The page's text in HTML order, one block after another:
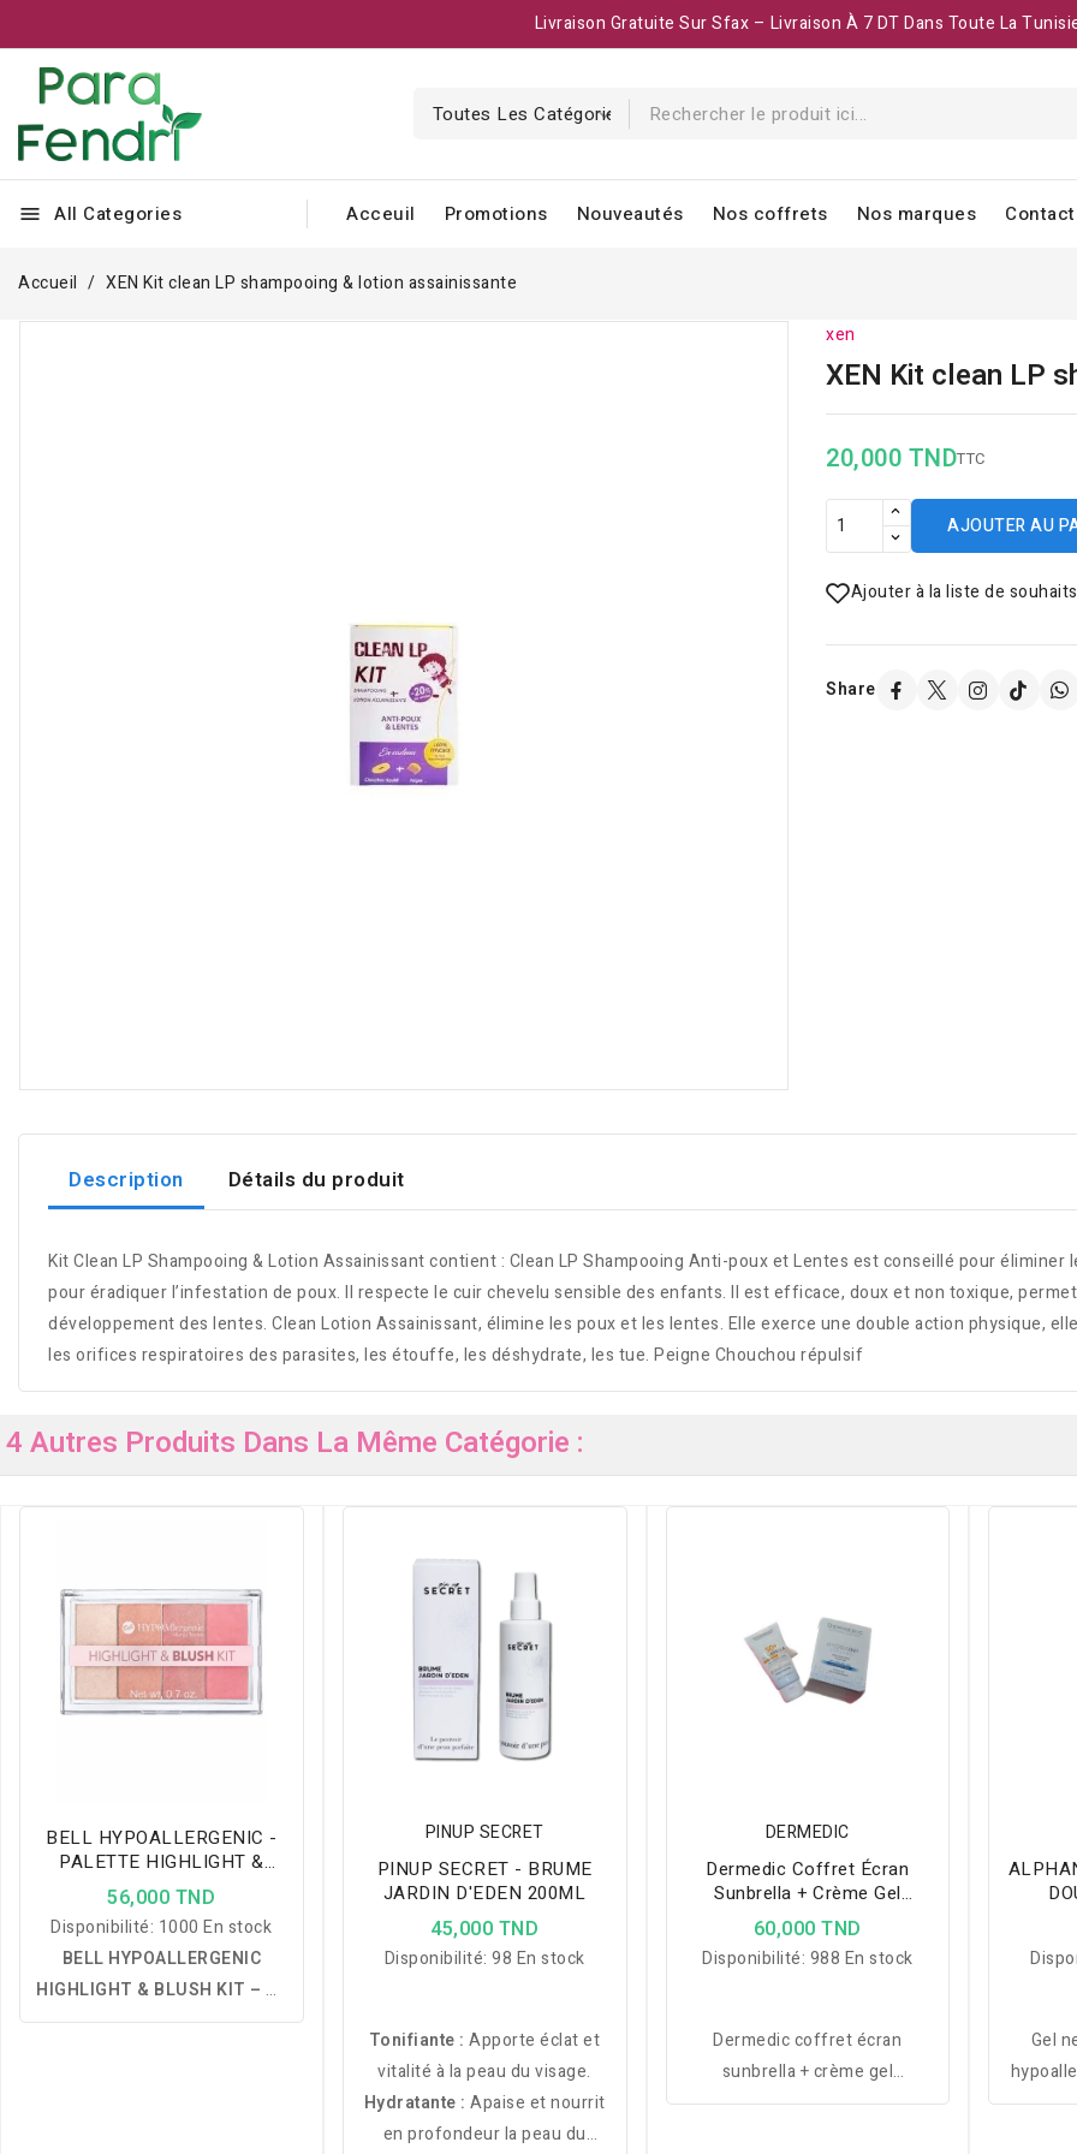
Livraison Gratuite Sur Sfax – Livraison À 7 DT Dans Toute La
menu All Categories Acceuil Promotions Nouveautés Nos coffrets Nos marques
Accueil XEN Kit clean LP shampooing & lotion assainissante
xen
XEN Kit clean LP
20,000 TNDTTC
AJOUTER AU
Ajouter à la liste de souhaits
Share
Description Détails du produit
Kit Clean LP Shampooing & Lotion Assainissant contient : Clean LP Shampooing Anti-poux et Lentes est conseillé pour
pour éradiquer l’infestation de poux. Il respecte le cuir chevelu sensible des enfants. Il est efficace, doux et non toxique,
développement des lentes. Clean Lotion Assainissant, élimine les poux et les lentes. Elle exerce une double action physique,
les orifices respiratoires des parasites, les étouffe, les déshydrate, les tue. Peigne Chouchou répulsif
4 Autres Produits Dans La Même Catégorie :
BELL HYPOALLERGENIC -
PALETTE HIGHLIGHT &
BLUSH - 01
56,000 TND
Disponibilité: 1000 En stock
BELL HYPOALLERGENIC
HIGHLIGHT & BLUSH KIT – 01
:une palette réunissant 3
PINUP SECRET
PINUP SECRET - BRUME
JARDIN D'EDEN 200ML
45,000 TND
Disponibilité:98 En stock
Tonifiante : Apporte éclat et
vitalité à la peau du visage.
Hydratante : Apaise et nourrit
en profondeur la peau du
DERMEDIC
Dermedic Coffret Écran
Sunbrella + Crème Gel
Hydratante
60,000 TND
Disponibilité: 988 En stock
Dermedic coffret écran
sunbrella + crème gel
hydratante +fouta offerte
Gel
Bio